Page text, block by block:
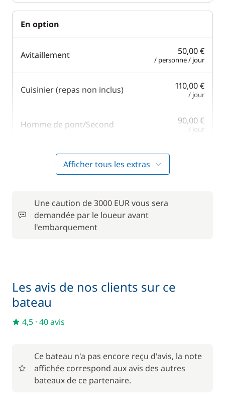
En option
Avitaillement 50,00 €
/ personne / jour
Cuisinier (repas non inclus) 110,00 €
/ jour
Homme de pont/Second 90,00 €
/ jour
Hôtesse (repas non inclus)
Paddle
Skipper (repas non inclus)
Afficher tous les extras
Une caution de 3000 EUR vous sera
demandée par le loueur avant
l'embarquement
Les avis de nos clients sur ce
bateau
4,5 · 40 avis
Ce bateau n'a pas encore reçu d'avis, la note
affichée correspond aux avis des autres
bateaux de ce partenaire.